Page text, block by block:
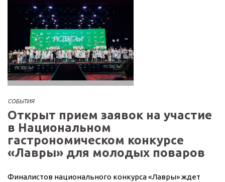
СОБЫТИЯ
Открыт прием заявок на участие
в Национальном
гастрономическом конкурсе
«Лавры» для молодых поваров
Финалистов национального конкурса «Лавры» ждет